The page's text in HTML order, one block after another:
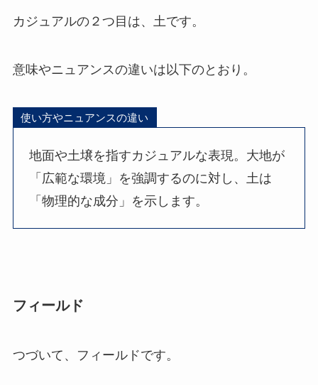
カジュアルの２つ目は、土です。
意味やニュアンスの違いは以下のとおり。
使い方やニュアンスの違い
地面や土壌を指すカジュアルな表現。大地が
「広範な環境」を強調するのに対し、土は
「物理的な成分」を示します。
フィールド
つづいて、フィールドです。